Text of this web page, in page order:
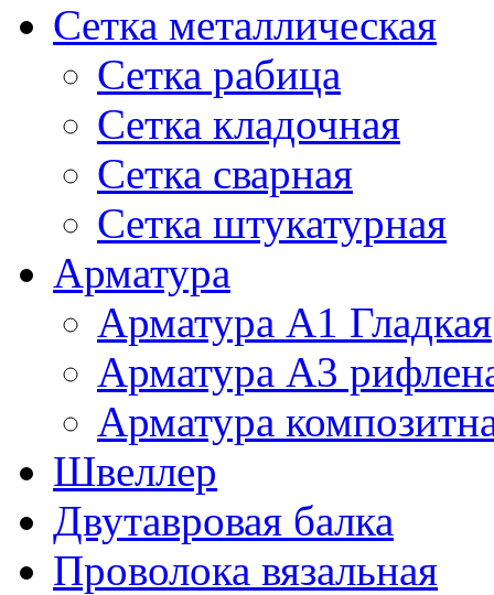
Сетка металлическая
Сетка рабица
Сетка кладочная
Сетка сварная
Сетка штукатурная
Арматура
Арматура А1 Гладкая
Арматура А3
Арматура
Швеллер
Двутавровая балка
Проволока вязальная